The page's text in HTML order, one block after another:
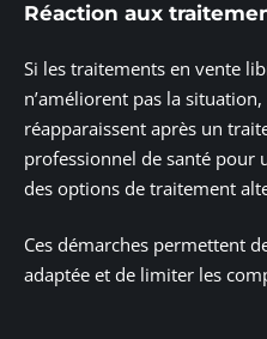
Réaction aux
Si les traitements en vente
n’améliorent pas la
réapparaissent après un
professionnel de santé pour
des options de traitement
Ces démarches permettent
adaptée et de limiter les